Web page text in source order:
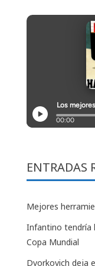
ENTRADAS
Mejores
Infantino tendría
Copa Mundial
Dvorkovich deja